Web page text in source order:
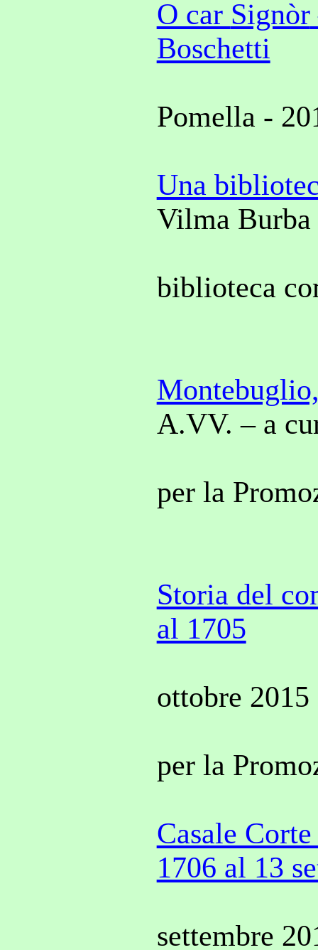
O car Signòr
Boschetti
Pomella -
Una
Vilma Burba
biblioteca
A.VV. – a
per la
Storia del
al 1705
ottobre 2015
per la
Casale
1706 al 13
settembre